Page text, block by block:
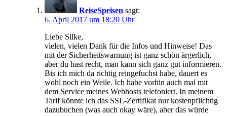
ReiseSpeisen sagt:
6. April 2017 um 18:20 Uhr
Liebe Silke,
vielen, vielen Dank für die Infos und Hinweise! Das
mit der Sicherheitswarnung ist ganz schön ärgerlich,
aber du hast recht, man kann sich ganz gut informieren.
Bis ich mich da richtig reingefuchst habe, dauert es
wohl noch ein Weile. Ich habe vorhin auch mal mit
dem Service meines Webhosts telefoniert. In meinem
Tarif könnte ich das SSL-Zertifikat nur kostenpflichtig
dazubuchen (was auch okay wäre), aber das würde